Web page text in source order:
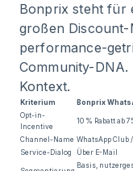
Bonprix steht für
großen
performance-
Community-
Kontext.
Kriterium Bonprix
Opt-in-
Incentive
10 % Rabatt ab
Channel-Name WhatsApp Club
Service-Dialog
Über E-Mail
Basis,